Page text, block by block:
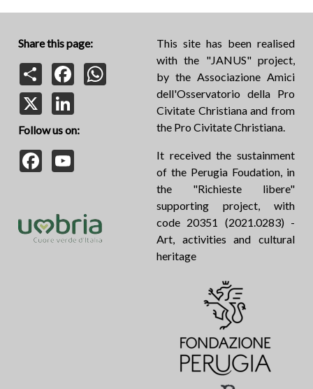
Share this page:
Share
Facebook
Follow us on:
Facebook
This site has been realised
with the "JANUS" project,
by the Associazione Amici
dell'Osservatorio della Pro
Civitate Christiana and from
the Pro Civitate Christiana.
It received the sustainment
of the Perugia Foudation, in
the "Richieste libere"
supporting project, with
code 20351 (2021.0283) -
Art, activities and cultural
heritage